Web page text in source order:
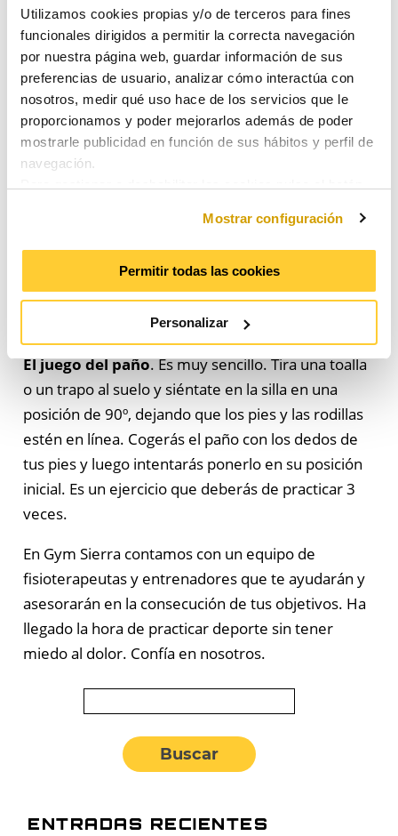
Utilizamos cookies propias y/o de terceros para fines
funcionales dirigidos a permitir la correcta navegación
por nuestra página web, guardar información de sus
preferencias de usuario, analizar cómo interactúa con
nosotros, medir qué uso hace de los servicios que le
proporcionamos y poder mejorarlos además de poder
mostrarle publicidad en función de sus hábitos y perfil de
navegación.
Para consentir su utilización y confirmar que ha leído la
información proporcionada, pulse el botón “Aceptar”.
Puede obtener más información consultando nuestra
Política de Cookies.
Mostrar configuración
Permitir todas las cookies
Personalizar
ponemos en cuclillas. Aguantaremos la posición
durante unos segundos y volveremos a la posición
inicial paulatinamente.
Giro del pie a ambos lados. Debes de sentarte y
apoyar el pie en una superficie que esté acolchada
y firme. Haz giros con el pie hacia la izquierda y
hacia la derecha, sin mover la pierna de su lugar.
Caminar de talón. Como su propio nombre
indica, tenemos que caminar apoyando el talón
sobre el suelo y caminaremos 15 pasos en un
El juego del paño. Es muy sencillo. Tira una toalla
o un trapo al suelo y siéntate en la silla en una
posición de 90º, dejando que los pies y las rodillas
estén en línea. Cogerás el paño con los dedos de
tus pies y luego intentarás ponerlo en su posición
inicial. Es un ejercicio que deberás de practicar 3
veces.
En Gym Sierra contamos con un equipo de
fisioterapeutas y entrenadores que te ayudarán y
asesorarán en la consecución de tus objetivos. Ha
llegado la hora de practicar deporte sin tener
miedo al dolor. Confía en nosotros.
ENTRADAS RECIENTES